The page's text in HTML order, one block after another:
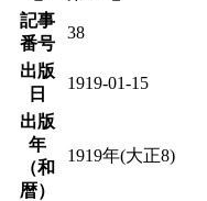
記事
番号
38
出版
日
1919-01-15
出版
年
（和
暦）
1919年(大正8)